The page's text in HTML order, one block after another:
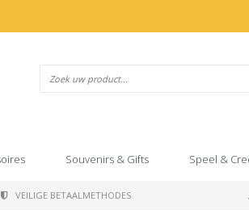
Souvenirs & Gifts Speel &
VEILIGE BETAALMETHODES